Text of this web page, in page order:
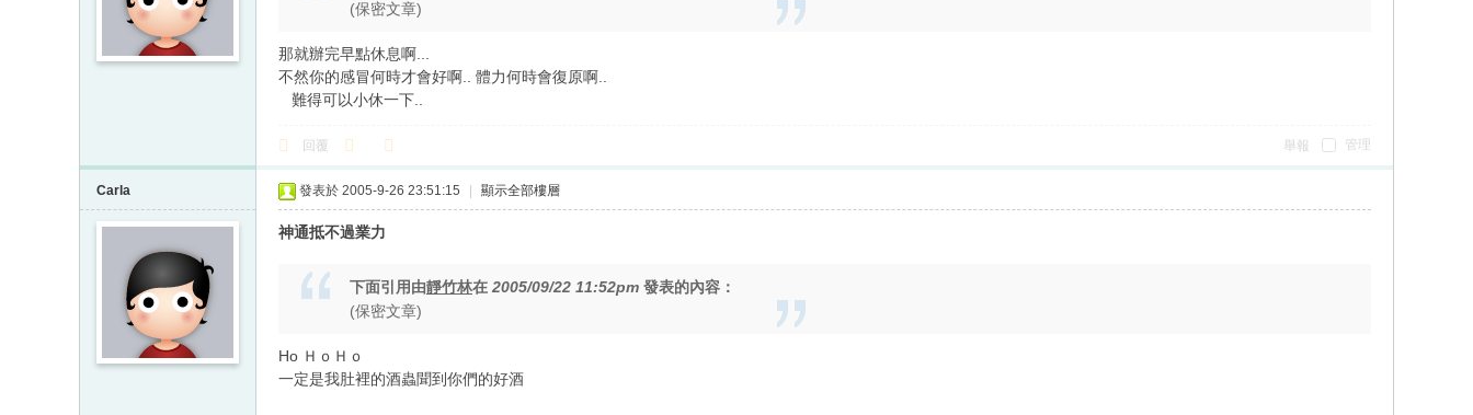
(保密文章)
那就辦完早點休息啊...
不然你的感冒何時才會好啊.. 體力何時會復原啊..
難得可以小休一下..
管理
回覆 舉報
Carla 發表於 2005-9-26 23:51:15 顯示全部樓層
神通抵不過業力
下面引用由靜竹林在 2005/09/22 11:52pm 發表的內容：
(保密文章)
Ho ＨｏＨｏ
一定是我肚裡的酒蟲聞到你們的好酒